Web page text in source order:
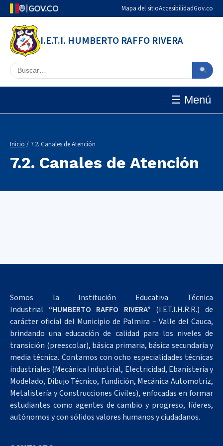
Mapa del sitioAccesibilidadGov.co
I.E.T.I. HUMBERTO RAFFO RIVERA
Buscar en el sitio
☰ Menú
Inicio / 7.2. Canales de Atención
7.2. Canales de Atención
Somos la Institución Educativa Técnica
Industrial “HUMBERTO RAFFO RIVERA” (I.E.T.I.H.R.R.) de
carácter oficial del Municipio de Palmira – Valle del Cauca,
brindando una educación de calidad para los niveles de
transición (preescolar), básica primaria, básica secundaria y
media técnica. Contamos con ocho especialidades técnicas
industriales (Mecánica Industrial, Electricidad, Ebanistería y
Modelado, Dibujo Técnico, Fundición, Mecánica Automotriz,
Metalistería y Construcciones Civiles), enfocadas en formar
estudiantes como agentes de cambio y progreso, líderes,
autónomos y con sólidos valores humanos y ciudadanos.